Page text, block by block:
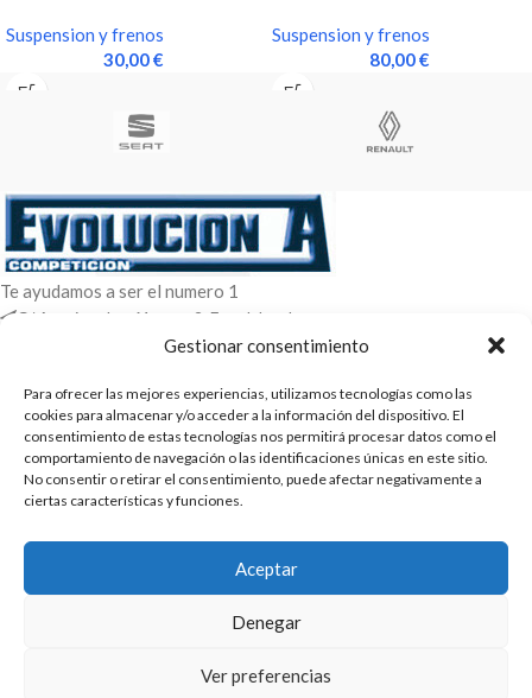
Gestionar consentimiento
Para ofrecer las mejores experiencias, utilizamos tecnologías como las
cookies para almacenar y/o acceder a la información del dispositivo. El
consentimiento de estas tecnologías nos permitirá procesar datos como el
comportamiento de navegación o las identificaciones únicas en este sitio.
No consentir o retirar el consentimiento, puede afectar negativamente a
ciertas características y funciones.
Aceptar
Denegar
Ver preferencias
Suspension y frenos
30,00€
Suspension y frenos
80,00€
Te ayudamos a ser el numero 1
C/ Arquimedes 61 nave 2. Fuenlabrada
WhatsApp +34 670604426
ENTRADAS RECIENTES
POLÍTICAS
2025 | Evolucion-A Competicion: Fabricación y distribución,
comercialización de repuestos para automóvil